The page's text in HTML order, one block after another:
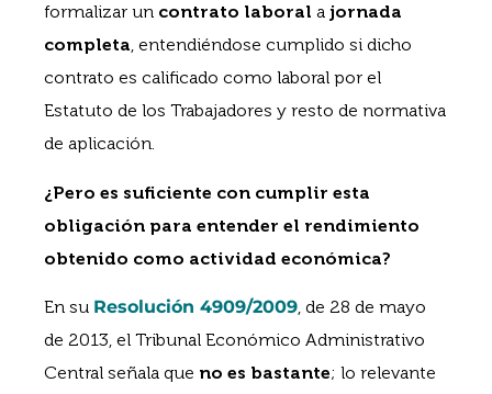
formalizar un contrato laboral a jornada
completa, entendiéndose cumplido si dicho
contrato es calificado como laboral por el
Estatuto de los Trabajadores y resto de normativa
de aplicación.
¿Pero es suficiente con cumplir esta
obligación para entender el rendimiento
obtenido como actividad económica?
En su Resolución 4909/2009, de 28 de mayo
de 2013, el Tribunal Económico Administrativo
Central señala que no es bastante; lo relevante